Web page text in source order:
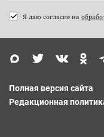
Я даю согласие на
Полная версия сайта
Редакционная